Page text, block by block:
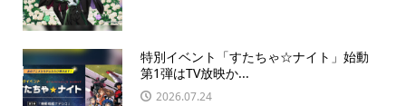
特別イベント「すたちゃ☆ナイト」始動
第1弾はTV放映か...
2026.07.24